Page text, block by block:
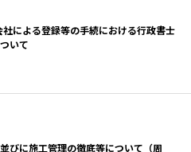
社による登録等の手続における行政書士
いて
びに施工管理の徹底等について（周